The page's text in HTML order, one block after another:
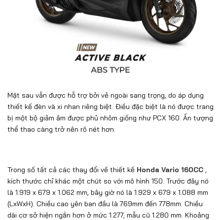
Mặt sau vẫn được hỗ trợ bởi vẻ ngoài sang trọng, do áp dụng
thiết kế đèn và xi nhan riêng biệt. Điều đặc biệt là nó được trang
bị một bộ giảm âm được phủ nhôm giống như PCX 160. Ấn tượng
thể thao càng trở nên rõ nét hơn.
Trong số tất cả các thay đổi về thiết kế Honda Vario 160CC ,
kích thước chỉ khác một chút so với mô hình 150. Trước đây nó
là 1.919 x 679 x 1.062 mm, bây giờ nó là 1.929 x 679 x 1.088 mm
(LxWxH). Chiều cao yên ban đầu là 769mm đến 778mm. Chiều
dài cơ sở hiện ngắn hơn ở mức 1.277, mẫu cũ 1.280 mm. Khoảng